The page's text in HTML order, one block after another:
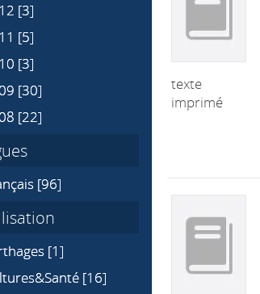
texte
imprimé
[3]
[5]
[3]
[30]
[22]
[96]
[1]
[16]